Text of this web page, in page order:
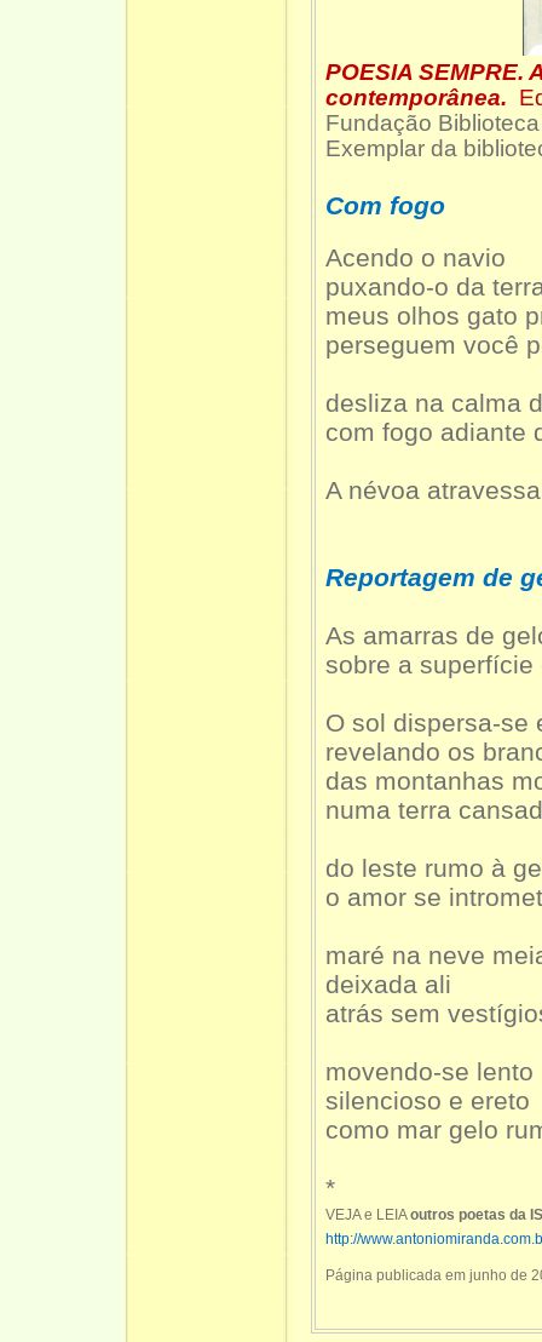
POESIA SEMPRE.
contemporânea.
Fundação
Exemplar da
Com fogo
Acendo o navio
puxando-o da
meus olhos gato
perseguem você
desliza na calma
com fogo adiante
A névoa
Reportagem de
As amarras de
sobre a superfície
O sol dispersa-se
revelando os
das montanhas
numa terra
do leste rumo à
o amor se
maré na neve
deixada ali
atrás sem
movendo-se lento
silencioso e ereto
como mar gelo
*
VEJA e LEIAoutros poetas da
http://
Página publicada em junho de